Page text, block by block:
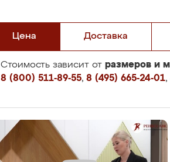
Цена Доставка
Стоимость зависит от размеров и
8 (800) 511-89-55, 8 (495) 665-24-01,